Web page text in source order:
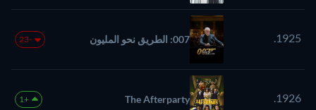
1925. 007: الطريق نحو المليون -23
1926.
The Afterparty
+1